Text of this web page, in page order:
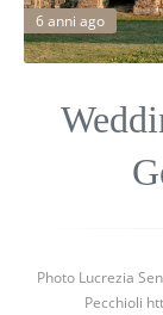
6 anni ago
Photo Lucrezia
Pecchioli